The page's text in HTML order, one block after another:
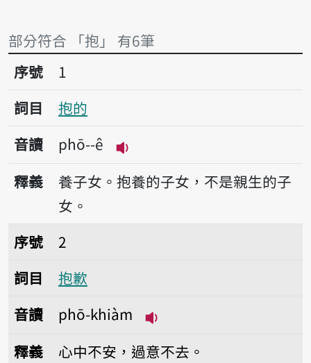
部分符合 「抱」 有6筆
序號1抱的
序號
1
詞目
抱的
音讀
phō--ê
播放音讀phō--ê
釋義
養子女。抱養的子女，不是親生的子
女。
序號2抱歉
序號
2
詞目
抱歉
音讀
phō-khiàm
釋義
心中不安，過意不去。